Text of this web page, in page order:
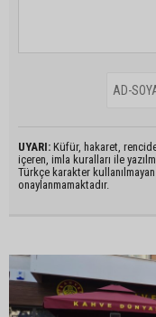
UYARI: Küfür, hakaret,
içeren, imla kuralları ile
Türkçe karakter
onaylanmamaktadır.